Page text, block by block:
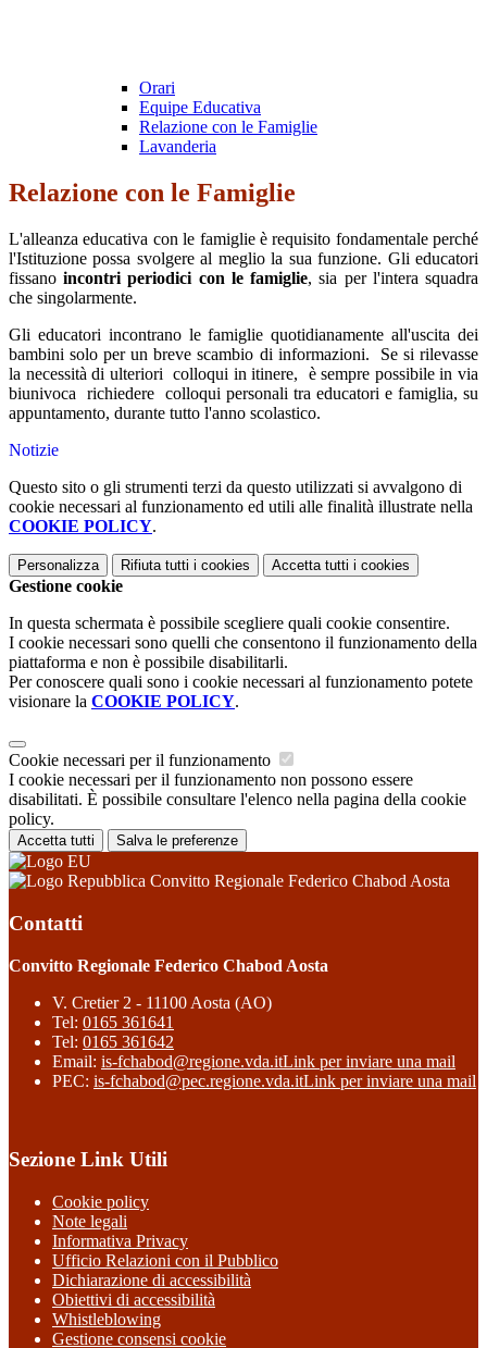
Orari
Equipe Educativa
Relazione con le Famiglie
Lavanderia
Relazione con le Famiglie
L'alleanza educativa con le famiglie è requisito fondamentale perché
l'Istituzione possa svolgere al meglio la sua funzione. Gli educatori
fissanoincontri periodici con le famiglie, sia per l'intera squadra
che singolarmente.
Gli educatori incontrano le famiglie quotidianamente all'uscita dei
bambini solo per un breve scambio di informazioni. Se si rilevasse
la necessità di ulteriori colloqui in itinere, è sempre possibile in via
biunivoca richiedere colloqui personali tra educatori e famiglia, su
appuntamento, durante tutto l'anno scolastico.
Notizie
Questo sito o gli strumenti terzi da questo utilizzati si avvalgono di
cookie necessari al funzionamento ed utili alle finalità illustrate nella
COOKIE POLICY.
Personalizza Rifiuta tutti i cookies Accetta tutti i cookies
Gestione cookie
In questa schermata è possibile scegliere quali cookie consentire.
I cookie necessari sono quelli che consentono il funzionamento della
piattaforma e non è possibile disabilitarli.
Per conoscere quali sono i cookie necessari al funzionamento potete
visionare la COOKIE POLICY.
Cookie necessari per il funzionamento
I cookie necessari per il funzionamento non possono essere
disabilitati. È possibile consultare l'elenco nella pagina della cookie
policy.
Accetta tutti Salva le preferenze
Convitto Regionale Federico Chabod Aosta
Contatti
Convitto Regionale Federico Chabod Aosta
V. Cretier 2 - 11100 Aosta (AO)
Tel: 0165 361641
Tel: 0165 361642
Email: is-fchabod@regione.vda.itLink per inviare una mail
PEC: is-fchabod@pec.regione.vda.itLink per inviare una mail
Sezione Link Utili
Cookie policy
Note legali
Informativa Privacy
Ufficio Relazioni con il Pubblico
Dichiarazione di accessibilità
Obiettivi di accessibilità
Whistleblowing
Gestione consensi cookie